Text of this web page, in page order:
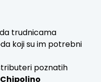
trudnicama
koji su im potrebni
poznatih
Chipolino